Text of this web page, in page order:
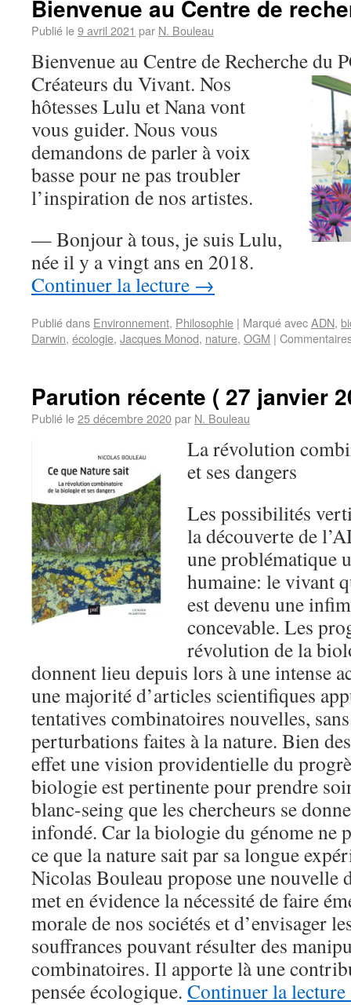
Bienvenue au Centre de
Publié le9 avril 2021 par N. Bouleau
Bienvenue au Centre de Recherche du
Créateurs du Vivant. Nos
hôtesses Lulu et Nana vont
vous guider. Nous vous
demandons de parler à voix
basse pour ne pas troubler
l’inspiration de nos artistes.
— Bonjour à tous, je suis Lulu,
née il y a vingt ans en 2018.
Continuer la lecture →
Publié dans Environnement, Philosophie | Marqué avecADN,
Darwin, écologie, Jacques Monod, nature, OGM |
Parution récente ( 27 janvier
Publié le25 décembre 2020par N. Bouleau
La révolution
et ses dangers
Les possibilités
la découverte de
une problématique
humaine: le vivant
est devenu une
concevable. Les
révolution de la
donnent lieu depuis lors à une intense
une majorité d’articles scientifiques
tentatives combinatoires nouvelles,
perturbations faites à la nature. Bien
effet une vision providentielle du
biologie est pertinente pour prendre
blanc-seing que les chercheurs se
infondé. Car la biologie du génome ne
ce que la nature sait par sa longue
Nicolas Bouleau propose une nouvelle
met en évidence la nécessité de faire
morale de nos sociétés et d’envisager
souffrances pouvant résulter des
combinatoires. Il apporte là une
pensée écologique. Continuer la lecture